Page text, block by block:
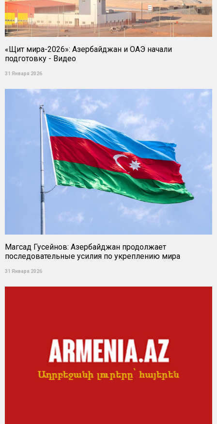
«Щит мира-2026»: Азербайджан и ОАЭ начали
подготовку - Видео
31 Января 2026
Магсад Гусейнов: Азербайджан продолжает
последовательные усилия по укреплению мира
31 Января 2026